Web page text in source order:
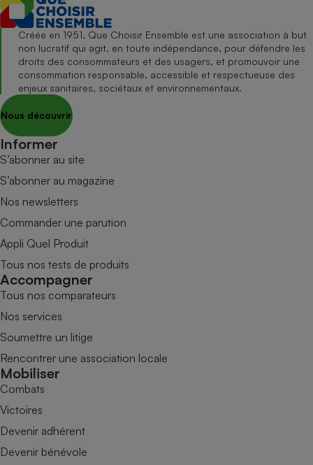
Créée en 1951, Que Choisir Ensemble est une association à but
non lucratif qui agit, en toute indépendance, pour défendre les
droits des consommateurs et des usagers, et promouvoir une
consommation responsable, accessible et respectueuse des
enjeux sanitaires, sociétaux et environnementaux.
Nous découvrir
Informer
S’abonner au site
S’abonner au magazine
Nos newsletters
Commander une parution
Appli Quel Produit
Tous nos tests de produits
Accompagner
Tous nos comparateurs
Nos services
Soumettre un litige
Rencontrer une association locale
Mobiliser
Combats
Victoires
Devenir adhérent
Devenir bénévole